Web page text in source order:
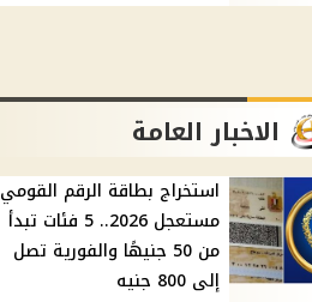
الاخبار العامة
استخراج بطاقة الرقم القومي
مستعجل 2026.. 5 فئات تبدأ
من 50 جنيهًا والفورية تصل
إلى 800 جنيه